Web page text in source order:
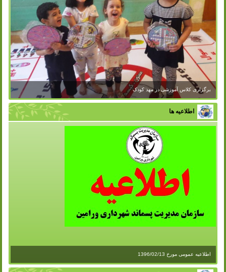
برگزاری کلاس آموزشی در مهد کودک
اطلاعیه ها
اطلاعیه عمومی مورخ 1396/02/13